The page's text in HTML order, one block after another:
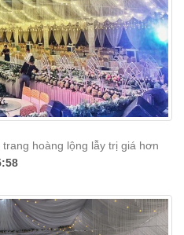
hoàng lộng lẫy trị giá hơn